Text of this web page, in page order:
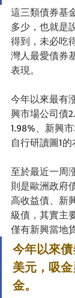
這三類債券基
多少，也就是
得到，未必吃
灣人最愛債券
表現。
今年以來最有
興市場公司債
1.98%、新興
自行研讀圖1的
至於最近一周
則是歐洲政府
高收益債、新
級債，其實主
僅有新興當地
今年以來債
美元，吸
金。